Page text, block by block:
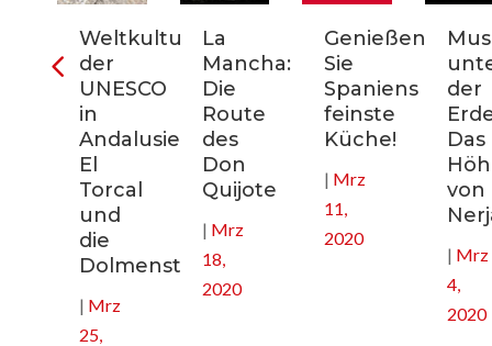
Weltkulturerbe
der
UNESCO
in
Andalusien:
El
Torcal
und
die
Dolmenstätten
| Mrz
25,
La
Mancha:
Die
Route
des
Don
Quijote
| Mrz
18,
2020
Genießen
Sie
Spaniens
feinste
Küche!
| Mrz
11,
2020
der
Das
von
| Mrz
4,
2020